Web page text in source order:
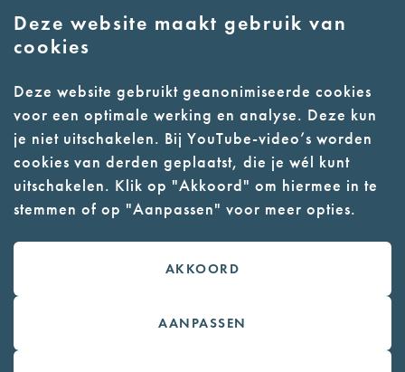
Deze website maakt gebruik van
cookies
Deze website gebruikt geanonimiseerde cookies
voor een optimale werking en analyse. Deze kun
je niet uitschakelen. Bij YouTube-video’s worden
cookies van derden geplaatst, die je wél kunt
uitschakelen. Klik op "Akkoord" om hiermee in te
stemmen of op "Aanpassen" voor meer opties.
AKKOORD
AANPASSEN
E:info@nmkampvught.nl
- Parkeer in de vakken of in de
parkeergarage (begane grond)
- Alleen geleidehonden
toegestaan